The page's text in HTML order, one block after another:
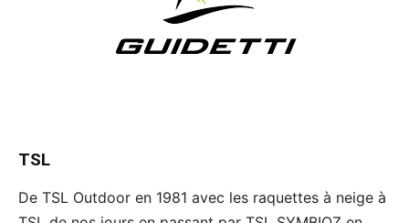
TSL
De TSL Outdoor en 1981 avec les raquettes à neige à